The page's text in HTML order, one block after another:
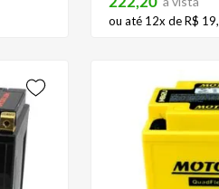
ou até 12x deR$ 19,